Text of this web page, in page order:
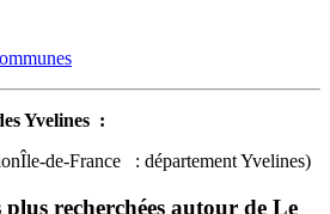
Yvelines :
de-France : département Yvelines)
plus recherchées autour de Le